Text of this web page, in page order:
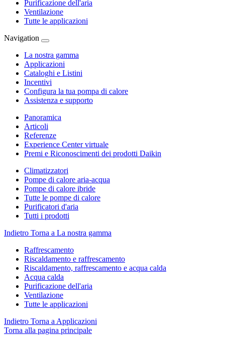
Purificazione dell'aria
Ventilazione
Tutte le applicazioni
Navigation
La nostra gamma
Applicazioni
Cataloghi e Listini
Incentivi
Configura la tua pompa di calore
Assistenza e supporto
Panoramica
Articoli
Referenze
Experience Center virtuale
Premi e Riconoscimenti dei prodotti Daikin
Climatizzatori
Pompe di calore aria-acqua
Pompe di calore ibride
Tutte le pompe di calore
Purificatori d'aria
Tutti i prodotti
Indietro Torna a La nostra gamma
Raffrescamento
Riscaldamento e raffrescamento
Riscaldamento, raffrescamento e acqua calda
Acqua calda
Purificazione dell'aria
Ventilazione
Tutte le applicazioni
Indietro Torna a Applicazioni
Torna alla pagina principale